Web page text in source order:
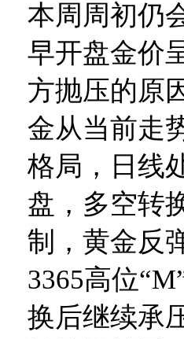
本周周初仍
早开盘金价
方抛压的原
金从当前走
格局，日线
盘，多空转
制，黄金反
3365高位
换后继续承